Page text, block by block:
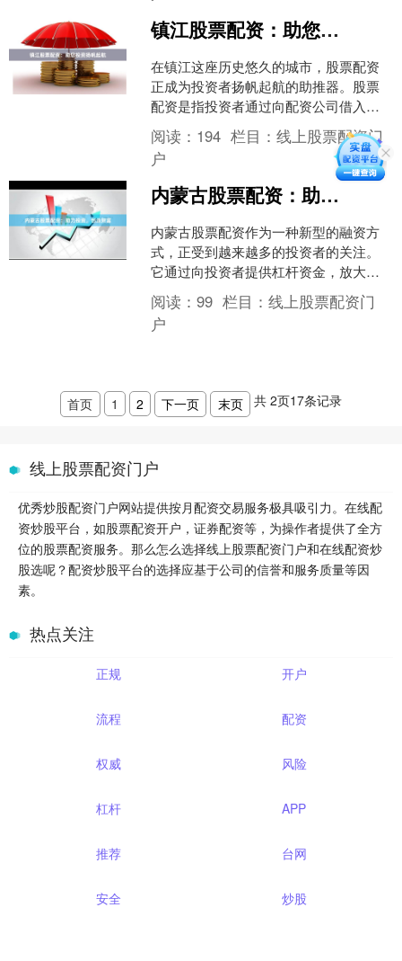
镇江股票配资：助您投资扬帆起航
在镇江这座历史悠久的城市，股票配资
正成为投资者扬帆起航的助推器。股票
配资是指投资者通过向配资公司借入资
金，放大投资本金，从而提高投资收益
的一种方式。 镇江的股票....
阅读： 194 栏目：线上股票配资门
户
内蒙古股票配资：助力投资，创造财富
内蒙古股票配资作为一种新型的融资方
式，正受到越来越多的投资者的关注。
它通过向投资者提供杠杆资金，放大投
资收益，帮助投资者创造更大的财富。
**配资优势** * ....
阅读：99 栏目：线上股票配资门
户
首页 1 2 下一页 末页 共 2页17条记录
线上股票配资门户
优秀炒股配资门户网站提供按月配资交易服务极具吸引力。在线配
资炒股平台，如股票配资开户，证券配资等，为操作者提供了全方
位的股票配资服务。那么怎么选择线上股票配资门户和在线配资炒
股选呢？配资炒股平台的选择应基于公司的信誉和服务质量等因
素。
热点关注
正规 开户
流程 配资
权威 风险
杠杆 APP
推荐 台网
安全 炒股